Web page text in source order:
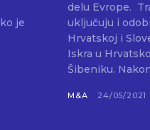
delu Evrope. Transakcija će se sprovesti nakon ispunjenja uslova koji
uključuju i
Hrvatskoj i Sloveniji. Preuzimanje Elke druga je značajna
Iskra u
Šibeniku.
M&A 24/05/2021